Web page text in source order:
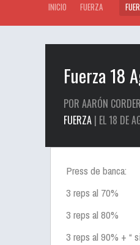
INICIO FUERZA
Fuerza 18
POR AARÓN
FUERZA | EL 18 DE
Press de banca:
3 reps al 70%
3 reps al 80%
3 reps al 90% + “